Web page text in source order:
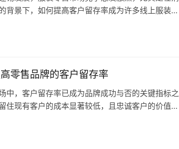
背景下，如何提高客户留存率成为许多线上服装零
零售品牌的客户留存率
中，客户留存率已成为品牌成功与否的关键指标之
住现有客户的成本显著较低，且忠诚客户的价值往